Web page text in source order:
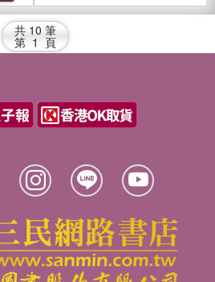
共 10 筆
第 1 頁